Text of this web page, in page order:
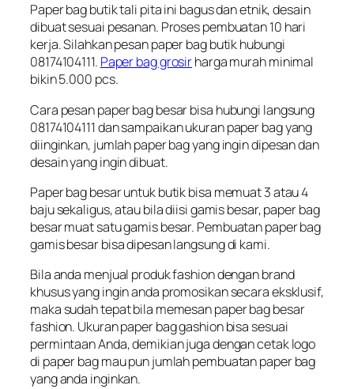
Paper bag butik tali pita ini bagus dan etnik, desain
dibuat sesuai pesanan. Proses pembuatan 10 hari
kerja. Silahkan pesan paper bag butik hubungi
08174104111. Paper bag grosirharga murah minimal
bikin 5.000 pcs.
Cara pesan paper bag besar bisa hubungi langsung
08174104111 dan sampaikan ukuran paper bag yang
diinginkan, jumlah paper bag yang ingin dipesan dan
desain yang ingin dibuat.
Paper bag besar untuk butik bisa memuat 3 atau 4
baju sekaligus, atau bila diisi gamis besar, paper bag
besar muat satu gamis besar. Pembuatan paper bag
gamis besar bisa dipesan langsung di kami.
Bila anda menjual produk fashion dengan brand
khusus yang ingin anda promosikan secara eksklusif,
maka sudah tepat bila memesan paper bag besar
fashion. Ukuran paper bag gashion bisa sesuai
permintaan Anda, demikian juga dengan cetak logo
di paper bag mau pun jumlah pembuatan paper bag
yang anda inginkan.